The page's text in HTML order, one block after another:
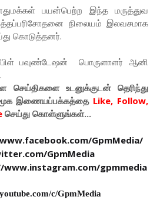
பயன்பெற்ற இந்த மருத்துவ
நிலையம் இலவசமாக
கொடுத்தனர்.
பவுண்டேஷன் பொருளாளர் ஆனி
உடனுக்குடன் தெரிந்து
இணையப்பக்கத்தை Like, Follow,
செய்து கொள்ளுங்கள்...
GpmMedia/
GpmMedia
gpmmedia
c/GpmMedia